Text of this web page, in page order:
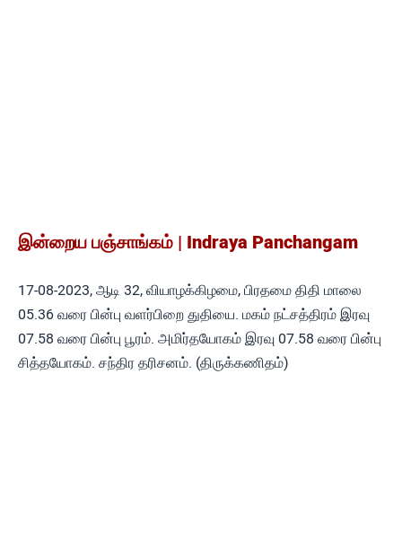
இன்றைய பஞ்சாங்கம் | Indraya Panchangam
17-08-2023, ஆடி 32, வியாழக்கிழமை, பிரதமை திதி மாலை
05.36 வரை பின்பு வளர்பிறை துதியை. மகம் நட்சத்திரம் இரவு
07.58 வரை பின்பு பூரம். அமிர்தயோகம் இரவு 07.58 வரை பின்பு
சித்தயோகம். சந்திர தரிசனம். (திருக்கணிதம்)